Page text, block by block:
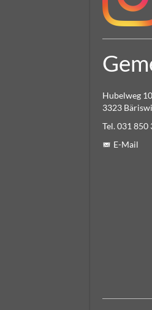
Hubelweg 10
3323
Tel. 031 850
E-Mail